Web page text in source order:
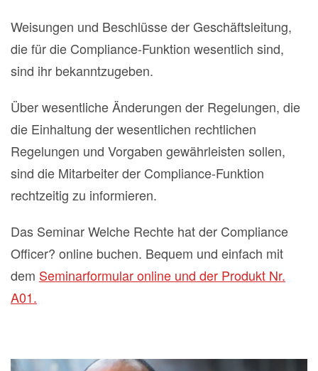
Weisungen und Beschlüsse der Geschäftsleitung,
die für die Compliance-Funktion wesentlich sind,
sind ihr bekanntzugeben.
Über wesentliche Änderungen der Regelungen, die
die Einhaltung der wesentlichen rechtlichen
Regelungen und Vorgaben gewährleisten sollen,
sind die Mitarbeiter der Compliance-Funktion
rechtzeitig zu informieren.
Das Seminar Welche Rechte hat der Compliance
Officer? online buchen. Bequem und einfach mit
dem Seminarformular online und der Produkt Nr.
A01.